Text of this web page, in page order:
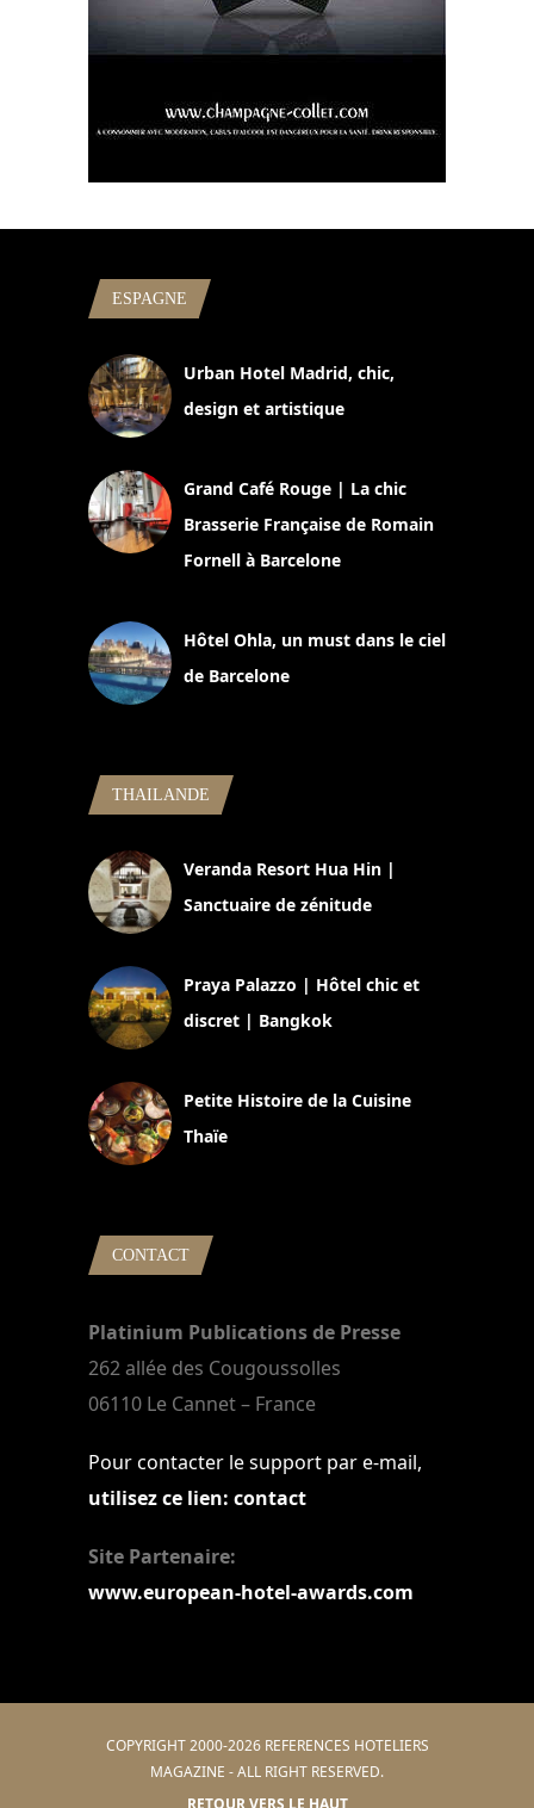
ESPAGNE
Urban Hotel Madrid, chic,
design et artistique
Grand Café Rouge | La chic
Brasserie Française de Romain
Fornell à Barcelone
Hôtel Ohla, un must dans le ciel
de Barcelone
THAILANDE
Veranda Resort Hua Hin |
Sanctuaire de zénitude
Praya Palazzo | Hôtel chic et
discret | Bangkok
Petite Histoire de la Cuisine
Thaïe
CONTACT
Platinium Publications de Presse
262 allée des Cougoussolles
06110 Le Cannet – France
Pour contacter le support par e-mail,
utilisez ce lien: contact
Site Partenaire:
www.european-hotel-awards.com
COPYRIGHT 2000-2026 REFERENCES HOTELIERS
MAGAZINE - ALL RIGHT RESERVED.
RETOUR VERS LE HAUT